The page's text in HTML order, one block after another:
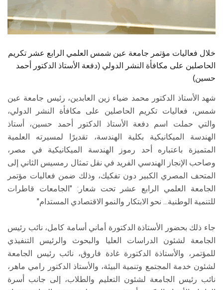
سجل الان
خلال فعاليات مؤتمر جامعة عين شمس العلمي الرابع عشر تكريم
الحاصلين على مكافأة النشر الدولي (دفعة الأستاذ الدكتور أحمد
حسين)
شهد الأستاذ الدكتور محمد ضياء زين العابدين، رئيس جامعة عين
شمس، فعاليات تكريم الحاصلين على مكافأة النشر الدولي،
والتي حملت اسم دفعة الأستاذ الدكتور أحمد حسين، أستاذ
الهندسة الميكانيكية بكلية الهندسة، تقديرًا لمسيرته العلمية
المتميزة باعتباره أحد رموز الهندسة الميكانيكية في مصر،
وصاحب الإنجاز الهندسي الفريد في نقل تمثال رمسيس الثاني إلى
المتحف المصري الكبير دون تفكيك، وذلك ضمن فعاليات مؤتمر
الجامعة العلمي الرابع عشر تحت شعار: "الجامعات قاطرات
للتنمية الوطنية... نحو الابتكار والنمو الاقتصادي المستدام"
جاء ذلك بحضور الأستاذة الدكتورة أماني أسامة كامل، نائب رئيس
الجامعة لشئون الدراسات العليا والبحوث والرئيس التنفيذي
للمؤتمر، والأستاذة الدكتورة غادة فاروق، نائب رئيس الجامعة
لشئون خدمة المجتمع وتنمية البيئة، والأستاذ الدكتور رامي ماهر،
نائب رئيس الجامعة لشئون التعليم والطلاب، إلى جانب أسرة